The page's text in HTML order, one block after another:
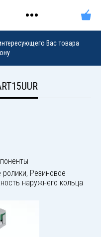
Вас товара
Резиновое
наружнего кольца